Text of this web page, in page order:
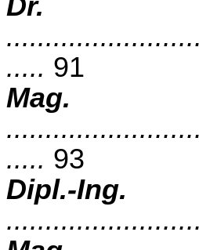
Dr.
..... 91
Mag.
..... 93
Dipl.-